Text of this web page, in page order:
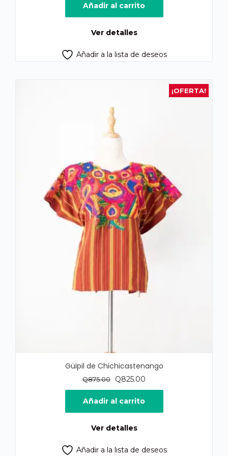
original
era:
es:
Añadir al carrito
Ver detalles
Añadir a la lista de deseos
¡OFERTA!
Güipil de Chichicastenango
Q875.00
El
precio
original
Q825.00
precio
Añadir al carrito
Ver detalles
Añadir a la lista de deseos